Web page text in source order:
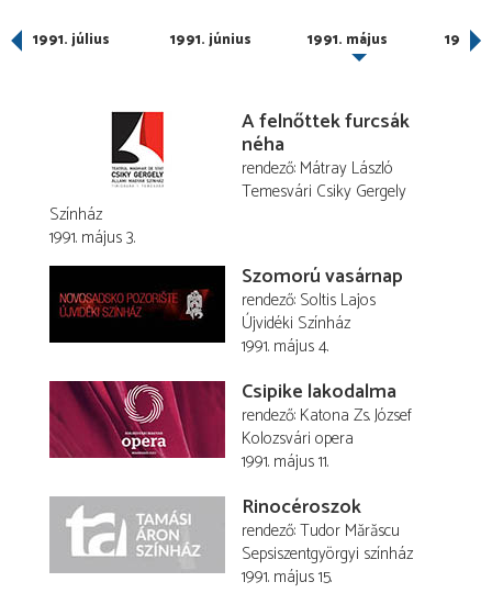
1991. július 1991. június 1991. május 1991.
A felnőttek furcsák
néha
rendező Mátray László
Temesvári Csiky Gergely
Színház
1991. május 3.
Szomorú vasárnap
rendező Soltis Lajos
Újvidéki Színház
1991. május 4.
Csipike lakodalma
rendező Katona Zs. József
Kolozsvári opera
1991. május 11.
Rinocéroszok
rendező Tudor Mărăscu
Sepsiszentgyörgyi színház
1991. május 15.